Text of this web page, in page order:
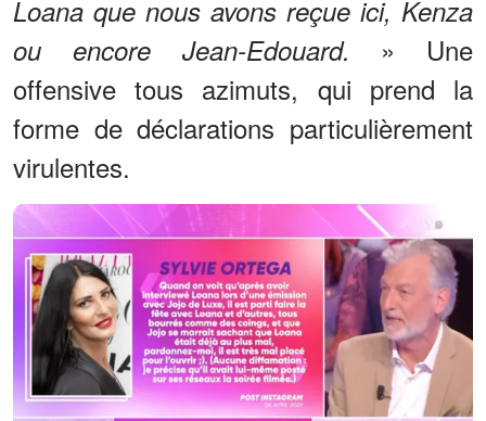
Loana que nous avons reçue ici, Kenza
ou encore Jean-Edouard. » Une
offensive tous azimuts, qui prend la
forme de déclarations particulièrement
virulentes.